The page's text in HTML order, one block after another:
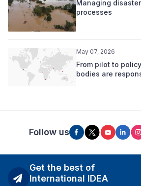
Managing
processes
May 07, 2026
From pilot to
bodies are
Follow us
Get the best of
International IDEA